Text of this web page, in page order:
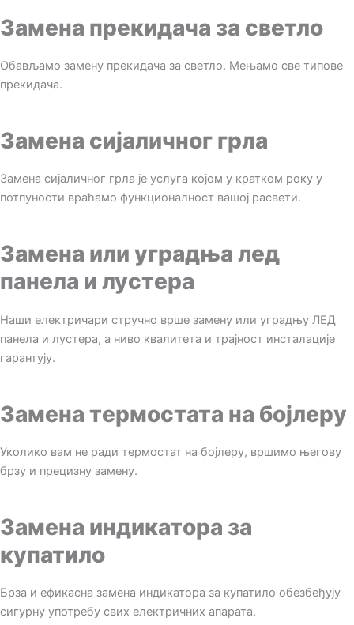
Замена прекидача за светло
Обављамо замену прекидача за светло. Мењамо све типове
прекидача.
Замена сијаличног грла
Замена сијаличног грла је услуга којом у кратком року у
потпуности враћамо функционалност вашој расвети.
Замена или уградња лед
панела и лустера
Наши електричари стручно врше замену или уградњу ЛЕД
панела и лустера, а ниво квалитета и трајност инсталације
гарантују.
Замена термостата на бојлеру
Уколико вам не ради термостат на бојлеру, вршимо његову
брзу и прецизну замену.
Замена индикатора за
купатило
Брза и ефикасна замена индикатора за купатило обезбеђују
сигурну употребу свих електричних апарата.